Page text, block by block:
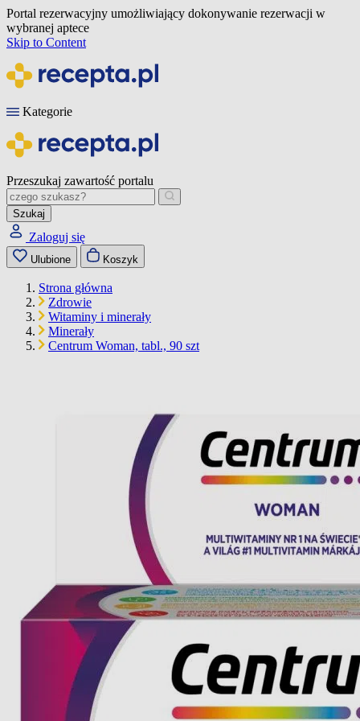
Portal rezerwacyjny umożliwiający dokonywanie rezerwacji w
wybranej aptece
Skip to Content
Kategorie
Przeszukaj zawartość portalu
Szukaj
Zaloguj się
Ulubione Koszyk
Strona główna
Zdrowie
Witaminy i minerały
Minerały
Centrum Woman, tabl., 90 szt